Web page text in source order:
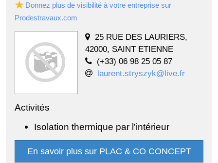
Donnez plus de visibilité à votre entreprise sur
Prodestravaux.com
25 RUE DES LAURIERS,
42000, SAINT ETIENNE
(+33) 06 98 25 05 87
laurent.stryszyk@live.fr
Activités
Isolation thermique par l'intérieur
En savoir plus sur PLAC & CO CONCEPT